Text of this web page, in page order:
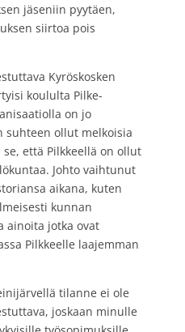
jäseniin pyytäen,
siirtoa pois
Kyröskosken
koululta Pilke-
on jo
suhteen ollut melkoisia
että Pilkkeellä on ollut
Johto vaihtunut
aikana, kuten
kunnan
ainoita jotka ovat
Pilkkeelle laajemman
tilanne ei ole
joskaan minulle